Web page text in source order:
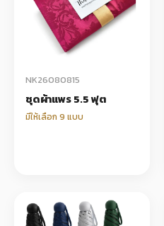
NK26080815
ชุดผ้าแพร 5.5 ฟุต
มีให้เลือก 9 แบบ